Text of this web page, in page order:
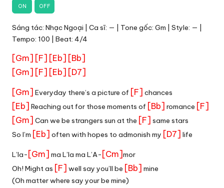
ON OFF
Sáng tác: Nhạc Ngoại | Ca sĩ: — | Tone gốc: Gm | Style: — |
Tempo: 100 | Beat: 4/4
[Gm] [F] [Eb] [Bb]
[Gm] [F] [Eb] [D7]
[Gm] Everyday there’s a picture of [F] chances
[Eb] Reaching out for those moments of [Bb] romance [F]
[Gm] Can we be strangers sun at the [F] same stars
So I’m [Eb] often with hopes to admonish my [D7] life
L’la- [Gm] ma L’la ma L’A- [Cm]mor
Oh! Might as [F] well say you’ll be [Bb] mine
(Oh matter where say your be mine)